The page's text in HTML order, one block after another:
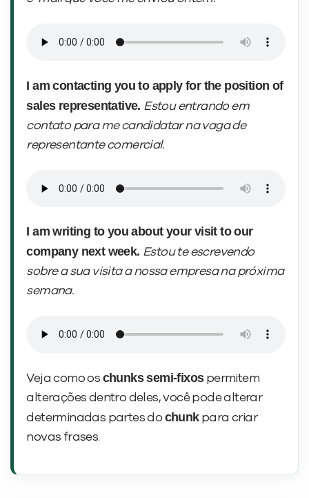
I am contacting you to apply for the position of
sales representative. Estou entrando em
contato parame candidatar na vaga de
representante comercial.
I am writing to you about your visit to our
company next week. Estou te escrevendo
sobre a sua visita a nossa empresa na próxima
semana.
Veja como os chunks semi-fixospermitem
alterações dentro deles, você pode alterar
determinadas partes do chunkpara criar
novas frases.